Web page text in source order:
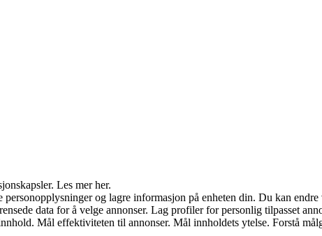
Les mer her.
og lagre informasjon på enheten din. Du kan
data for å velge annonser. Lag profiler for personlig tilpasset
Mål effektiviteten til annonser. Mål innholdets ytelse. Forstå